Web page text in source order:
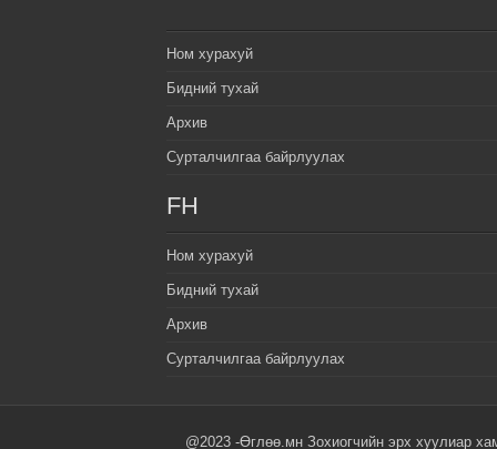
Ном хурахуй
Бидний тухай
Архив
Сурталчилгаа байрлуулах
FH
Ном хурахуй
Бидний тухай
Архив
Сурталчилгаа байрлуулах
@2023 -Өглөө.мн Зохиогчийн эрх хуулиар